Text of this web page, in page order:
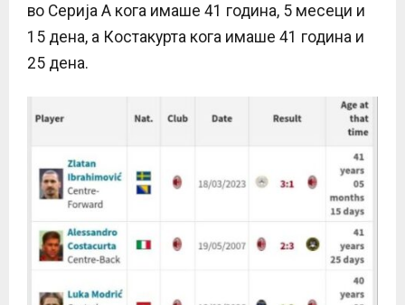
во Серија А кога имаше 41 година, 5 месеци и
15 дена, а Костакурта кога имаше 41 година и
25 дена.